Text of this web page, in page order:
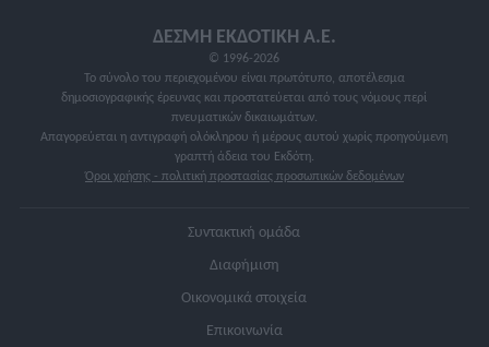
ΔΕΣΜΗ ΕΚΔΟΤΙΚΗ A.E.
© 1996-2026
Το σύνολο του περιεχομένου είναι πρωτότυπο, αποτέλεσμα
δημοσιογραφικής έρευνας και προστατεύεται από τους νόμους περί
πνευματικών δικαιωμάτων.
Απαγορεύεται η αντιγραφή ολόκληρου ή μέρους αυτού χωρίς προηγούμενη
γραπτή άδεια του Εκδότη.
Συντακτική ομάδα
Διαφήμιση
Οικονομικά στοιχεία